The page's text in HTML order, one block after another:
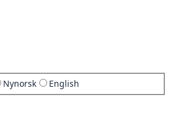
Nynorsk English